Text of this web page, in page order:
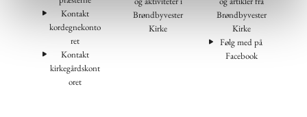
Kontakt
kordegnekonto
ret
Kontakt
kirkegårdskont
oret
Brøndbyvester
Kirke
Brøndbyvester
Kirke
Følg med på
Facebook